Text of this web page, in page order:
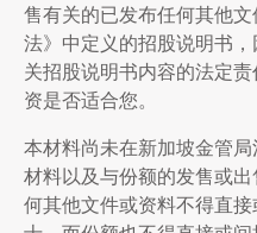
售有关的已发布任何其他
法》中定义的招股说明书
关招股说明书内容的法定
资是否适合您。
本材料尚未在新加坡金管
材料以及与份额的发售或
何其他文件或资料不得直